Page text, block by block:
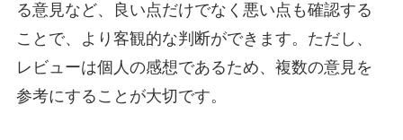
る意見など、良い点だけでなく悪い点も確認する
ことで、より客観的な判断ができます。ただし、
レビューは個人の感想であるため、複数の意見を
参考にすることが大切です。